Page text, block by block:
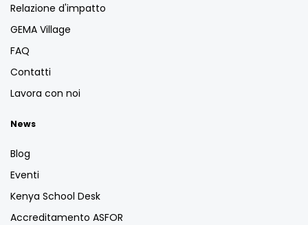
Relazione d'impatto
GEMA Village
FAQ
Contatti
Lavora con noi
News
Blog
Eventi
Kenya School Desk
Accreditamento ASFOR